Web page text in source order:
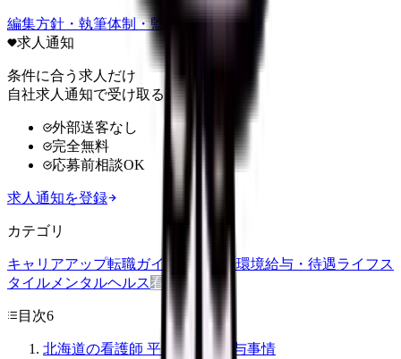
編集方針・執筆体制・監修体制を見る
求人通知
条件に合う求人だけ
自社求人通知で受け取る
外部送客なし
完全無料
応募前相談OK
求人通知を登録
カテゴリ
キャリアアップ転職ガイド 悩み職場環境給与・待遇ライフス
タイル メンタルヘルス看護師
目次6
北海道の看護師 平均年収と給与事情